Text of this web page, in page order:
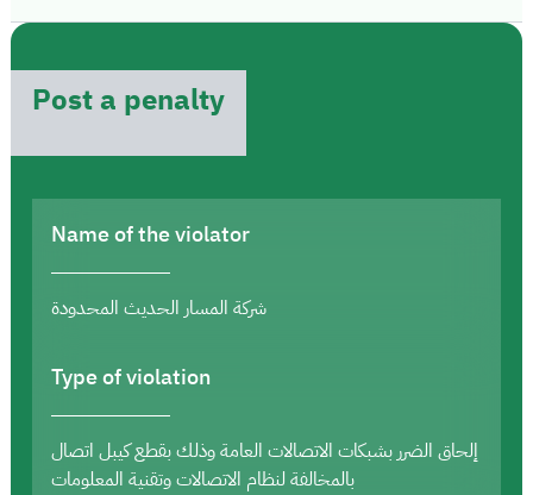
Post a penalty
Name of the violator
شركة المسار الحديث المحدودة
Type of violation
إلحاق الضرر بشبكات الاتصالات العامة وذلك بقطع كيبل اتصال
بالمخالفة لنظام الاتصالات وتقنية المعلومات